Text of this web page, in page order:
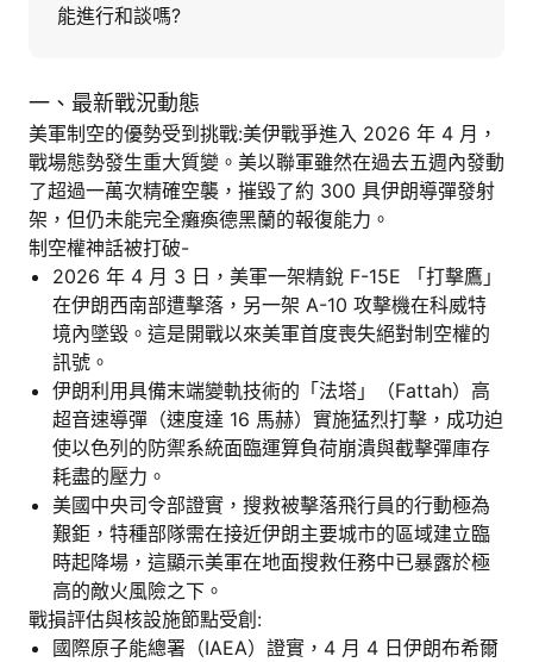
能進行和談嗎?
一、最新戰況動態
美軍制空的優勢受到挑戰:美伊戰爭進入 2026 年 4 月，
戰場態勢發生重大質變。美以聯軍雖然在過去五週內發動
了超過一萬次精確空襲，摧毀了約 300 具伊朗導彈發射
架，但仍未能完全癱瘓德黑蘭的報復能力。
制空權神話被打破-
2026 年 4 月 3 日，美軍一架精銳 F-15E 「打擊鷹」
在伊朗西南部遭擊落，另一架 A-10 攻擊機在科威特
境內墜毀。這是開戰以來美軍首度喪失絕對制空權的
訊號。
伊朗利用具備末端變軌技術的「法塔」（Fattah）高
超音速導彈（速度達 16 馬赫）實施猛烈打擊，成功迫
使以色列的防禦系統面臨運算負荷崩潰與截擊彈庫存
耗盡的壓力。
美國中央司令部證實，搜救被擊落飛行員的行動極為
艱鉅，特種部隊需在接近伊朗主要城市的區域建立臨
時起降場，這顯示美軍在地面搜救任務中已暴露於極
高的敵火風險之下。
戰損評估與核設施節點受創:
國際原子能總署（IAEA）證實，4 月 4 日伊朗布希爾